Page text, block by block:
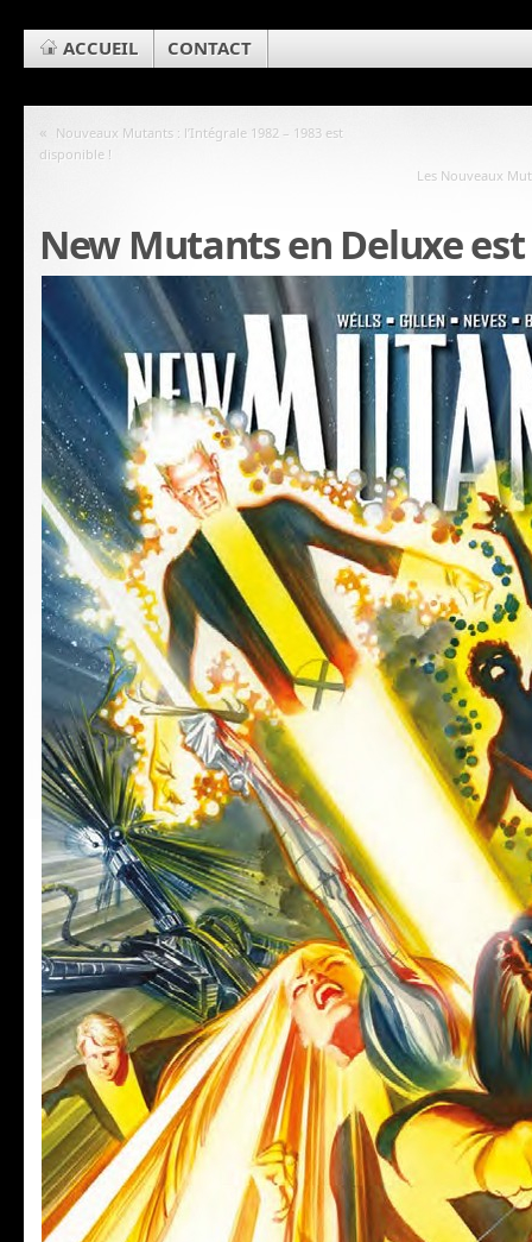
ACCUEIL CONTACT
« Nouveaux Mutants : l’Intégrale 1982 – 1983 est
disponible !
Les Nouveaux
New Mutants en Deluxe